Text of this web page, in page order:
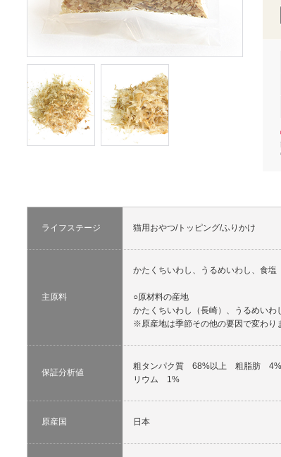
ライフステージ 猫用おやつ/トッピング/ふりかけ
主原料
かたくちいわし、うるめいわし、食塩
○原材料の産地
かたくちいわし（長崎）、うるめいわ
※原産地は季節その他の要因で変わり
保証分析値
粗タンパク質 68%以上 粗脂肪
リウム 1%
原産国 日本